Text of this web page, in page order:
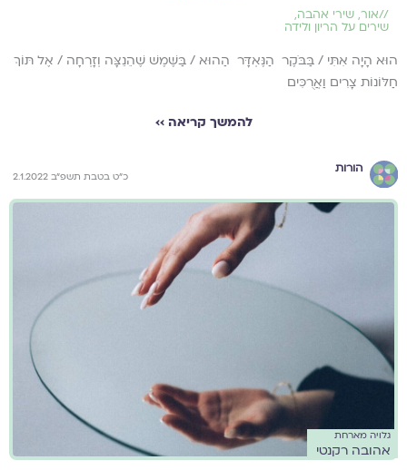
//אור, שירי אהבה,
שירים על הריון ולידה
הוּא הָיָה אִתִּי / בַּבֹּקֶר הַנֶּאְדָּר הַהוּא / בַּשֶּׁמֶשׁ שֶׁהֵנֵצָּה וְזָרְחָה / אֶל תּוֹךְ
חַלּוֹנוֹת צָרִים וַאֲרֻכִּים
להמשך קריאה ››
הורות
כ"ט בטבת תשפ"ב 2.1.2022
גלויה מארחת
אהובה רקנטי